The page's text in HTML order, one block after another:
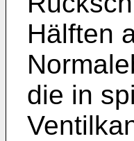
Hälften
die in